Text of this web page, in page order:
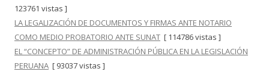
123761 vistas ]
LA LEGALIZACIÓN DE DOCUMENTOS Y FIRMAS ANTE NOTARIO
COMO MEDIO PROBATORIO ANTE SUNAT [ 114786 vistas ]
EL “CONCEPTO” DE ADMINISTRACIÓN PÚBLICA EN LA LEGISLACIÓN
PERUANA [ 93037 vistas ]